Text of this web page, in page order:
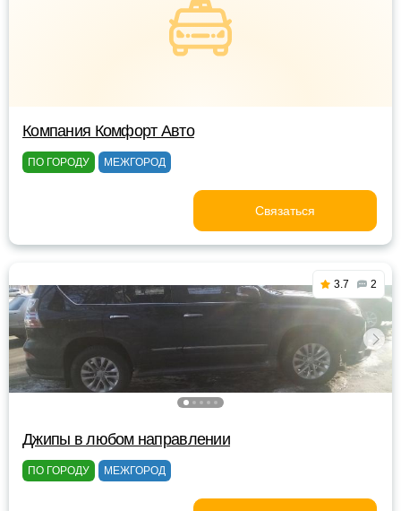
Компания Комфорт Авто
ПО ГОРОДУ МЕЖГОРОД
Связаться
3.7 2
Джипы в любом направлении
ПО ГОРОДУ МЕЖГОРОД